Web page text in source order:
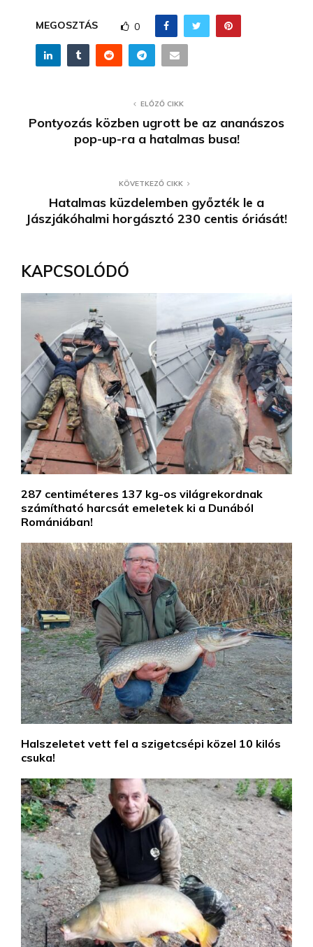
MEGOSZTÁS 0
ELŐZŐ CIKK
Pontyozás közben ugrott be az ananászos
pop-up-ra a hatalmas busa!
KÖVETKEZŐ CIKK
Hatalmas küzdelemben győzték le a
Jászjákóhalmi horgásztó 230 centis óriását!
KAPCSOLÓDÓ
287 centiméteres 137 kg-os világrekordnak
számítható harcsát emeletek ki a Dunából
Romániában!
Halszeletet vett fel a szigetcsépi közel 10 kilós
csuka!